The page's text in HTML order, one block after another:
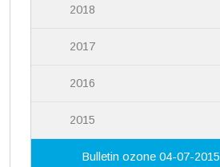
2018
2017
2016
2015
Bulletin ozone 04-07-2015